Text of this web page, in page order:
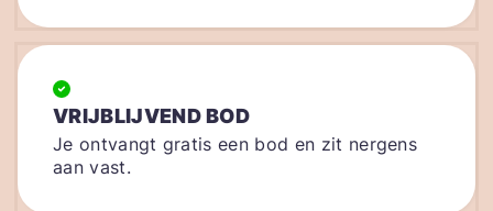
VRIJBLIJVEND BOD
Je ontvangt gratis een bod en zit nergens
aan vast.